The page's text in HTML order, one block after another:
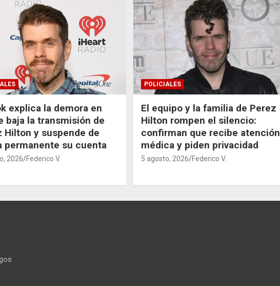
explica la demora en
baja la transmisión de
Hilton y suspende de
permanente su cuenta
2026 Federico V.
POLICIALES
El equipo y la familia de Perez
Hilton rompen el silencio:
confirman que recibe atención
médica y piden privacidad
5 agosto, 2026 Federico V.